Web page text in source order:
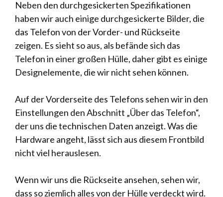
Neben den durchgesickerten Spezifikationen
haben wir auch einige durchgesickerte Bilder, die
das Telefon von der Vorder- und Rückseite
zeigen. Es sieht so aus, als befände sich das
Telefon in einer großen Hülle, daher gibt es einige
Designelemente, die wir nicht sehen können.
Auf der Vorderseite des Telefons sehen wir in den
Einstellungen den Abschnitt „Über das Telefon“,
der uns die technischen Daten anzeigt. Was die
Hardware angeht, lässt sich aus diesem Frontbild
nicht viel herauslesen.
Wenn wir uns die Rückseite ansehen, sehen wir,
dass so ziemlich alles von der Hülle verdeckt wird.